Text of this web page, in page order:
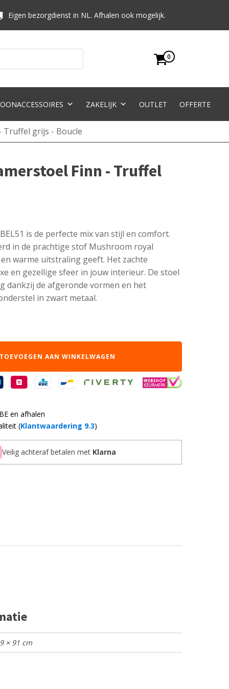
Eigen bezorgdienst in NL. Afhalen ook mogelijk.
0
ZAKELIJK OUTLET OFFERTE
Truffel grijs - Boucle
Finn - Truffel
is de perfecte mix van stijl en comfort.
in de prachtige stof Mushroom royal
warme uitstraling geeft. Het zachte
en gezellige sfeer in jouw interieur. De stoel
dankzij de afgeronde vormen en het
in zwart metaal.
TOEVOEGEN AAN WINKELWAGEN
en afhalen
(Klantwaardering 9.3)
Veilig achteraf betalen met Klarna
× 91 cm